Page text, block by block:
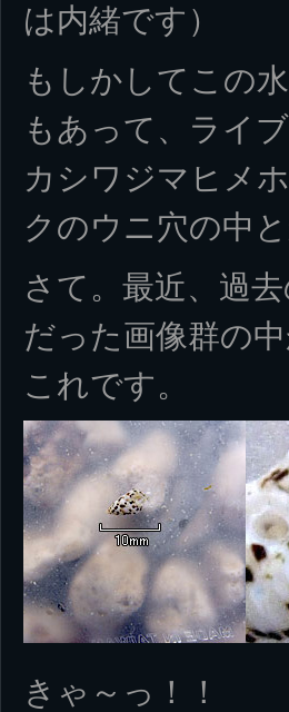
は内緒です）
もしかしてこの
もあって、ライ
カシワジマヒメ
クのウニ穴の中
さて。最近、過
だった画像群の
これです。
きゃ～っ！！